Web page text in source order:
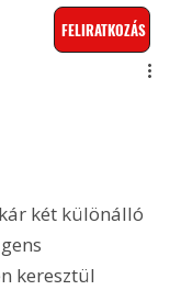
FELIRATKOZÁS
két különálló
keresztül